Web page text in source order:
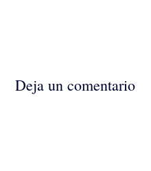
Deja un comentario